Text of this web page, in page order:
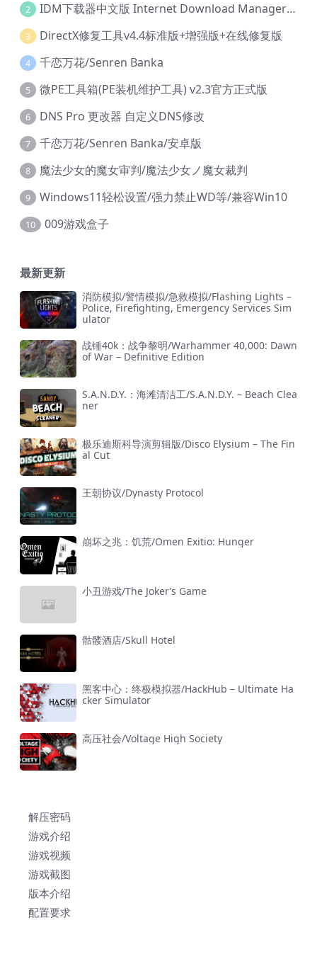
2 IDM下载器中文版 Internet Download Manager v6.42.36 IDM
3 DirectX修复工具v4.4标准版+增强版+在线修复版
4 千恋万花/Senren Banka
5 微PE工具箱(PE装机维护工具) v2.3官方正式版
6 DNS Pro 更改器 自定义DNS修改
7 千恋万花/Senren Banka/安卓版
8 魔法少女的魔女审判/魔法少女ノ魔女裁判
9 Windows11轻松设置/强力禁止WD等/兼容Win10
10 009游戏盒子
最新更新
消防模拟/警情模拟/急救模拟/Flashing Lights –
Police, Firefighting, Emergency Services Sim
ulator
战锤40k：战争黎明/Warhammer 40,000: Dawn
of War – Definitive Edition
S.A.N.D.Y.：海滩清洁工/S.A.N.D.Y. – Beach Clea
ner
极乐迪斯科导演剪辑版/Disco Elysium – The Fin
al Cut
王朝协议/Dynasty Protocol
崩坏之兆：饥荒/Omen Exitio: Hunger
小丑游戏/The Joker’s Game
骷髅酒店/Skull Hotel
黑客中心：终极模拟器/HackHub – Ultimate Ha
cker Simulator
高压社会/Voltage High Society
解压密码
游戏介绍
游戏视频
游戏截图
版本介绍
配置要求